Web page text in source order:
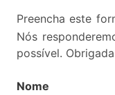
Preencha este
Nós
possível.
Nome